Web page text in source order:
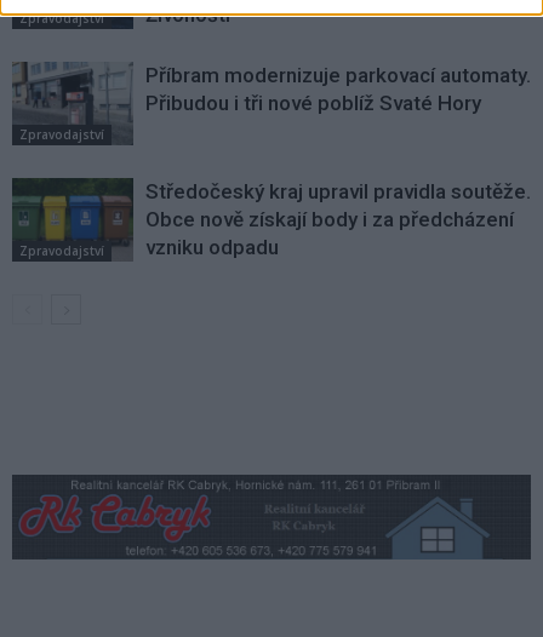
Zpravodajství
Živohošti
Zpravodajství
Příbram modernizuje parkovací automaty.
Přibudou i tři nové poblíž Svaté Hory
Zpravodajství
Středočeský kraj upravil pravidla soutěže.
Obce nově získají body i za předcházení
vzniku odpadu